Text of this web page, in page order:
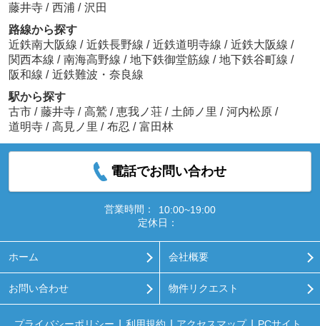
藤井寺 / 西浦 / 沢田
路線から探す
近鉄南大阪線 / 近鉄長野線 / 近鉄道明寺線 / 近鉄大阪線 /
関西本線 / 南海高野線 / 地下鉄御堂筋線 / 地下鉄谷町線 /
阪和線 / 近鉄難波・奈良線
駅から探す
古市 / 藤井寺 / 高鷲 / 恵我ノ荘 / 土師ノ里 / 河内松原 /
道明寺 / 高見ノ里 / 布忍 / 富田林
電話でお問い合わせ
営業時間：
10:00~19:00
定休日：
ホーム 会社概要
お問い合わせ 物件リクエスト